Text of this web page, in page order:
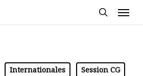
Internationales Session CG